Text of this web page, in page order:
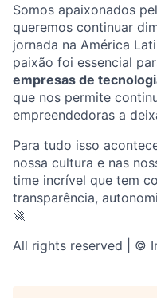
Somos apaixonados
queremos continuar
jornada na América
paixão foi essencial
empresas de
que nos permite
empreendedoras a
Para tudo isso
nossa cultura e nas
time incrível que tem
transparência,
🚀
All rights reserved | ©